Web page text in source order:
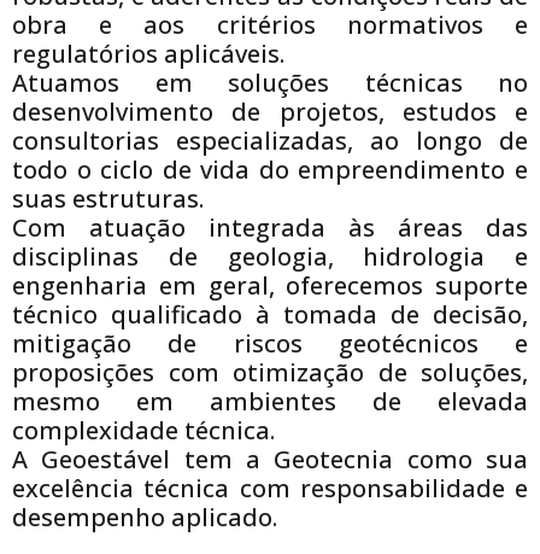
obra e aos critérios normativos e
regulatórios aplicáveis.
Atuamos em soluções técnicas no
desenvolvimento de projetos, estudos e
consultorias especializadas, ao longo de
todo o ciclo de vida do empreendimento e
suas estruturas.
Com atuação integrada às áreas das
disciplinas de geologia, hidrologia e
engenharia em geral, oferecemos suporte
técnico qualificado à tomada de decisão,
mitigação de riscos geotécnicos e
proposições com otimização de soluções,
mesmo em ambientes de elevada
complexidade técnica.
A Geoestável tem a Geotecnia como sua
excelência técnica com responsabilidade e
desempenho aplicado.